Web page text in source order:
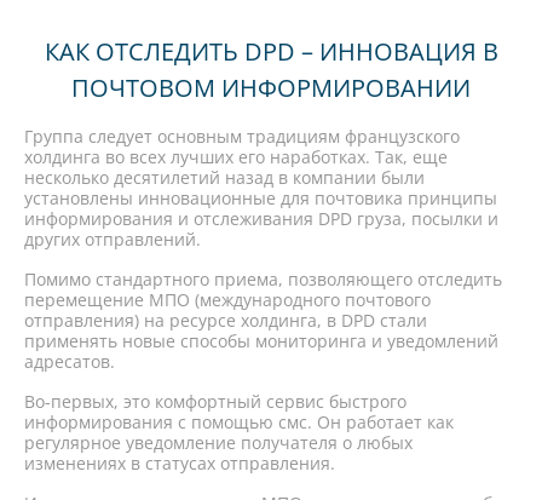
КАК ОТСЛЕДИТЬ DPD – ИННОВАЦИЯ В
ПОЧТОВОМ ИНФОРМИРОВАНИИ
Группа следует основным традициям французского
холдинга во всех лучших его наработках. Так, еще
несколько десятилетий назад в компании были
установлены инновационные для почтовика принципы
информирования и отслеживания DPD груза, посылки и
других отправлений.
Помимо стандартного приема, позволяющего отследить
перемещение МПО (международного почтового
отправления) на ресурсе холдинга, в DPD стали
применять новые способы мониторинга и уведомлений
адресатов.
Во-первых, это комфортный сервис быстрого
информирования с помощью смс. Он работает как
регулярное уведомление получателя о любых
изменениях в статусах отправления.